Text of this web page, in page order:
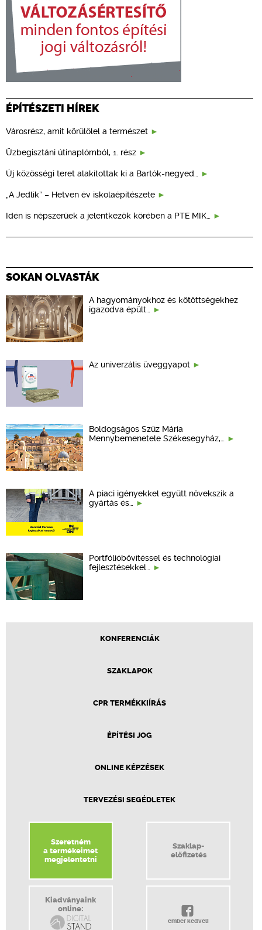
ÉPÍTÉSZETI HÍREK
Városrész, amit körülölel a természet
Üzbegisztáni útinaplómból, 1. rész
Új közösségi teret alakítottak ki a Bartók-negyed…
„A Jedlik” – Hetven év iskolaépítészete
Idén is népszerűek a jelentkezők körében a PTE MIK…
SOKAN OLVASTÁK
A hagyományokhoz és kötöttségekhez
igazodva épült…
Az univerzális üveggyapot
Boldogságos Szűz Mária
Mennybemenetele Székesegyház,…
A piaci igényekkel együtt növekszik a
gyártás és…
Portfólióbővítéssel és technológiai
fejlesztésekkel…
KONFERENCIÁK
SZAKLAPOK
CPR TERMÉKKIÍRÁS
ÉPÍTÉSI JOG
ONLINE KÉPZÉSEK
TERVEZÉSI SEGÉDLETEK
Szeretném
a termékeimet
megjelentetni
Szaklap-
előfizetés
Kiadványaink
online:
ember kedveli